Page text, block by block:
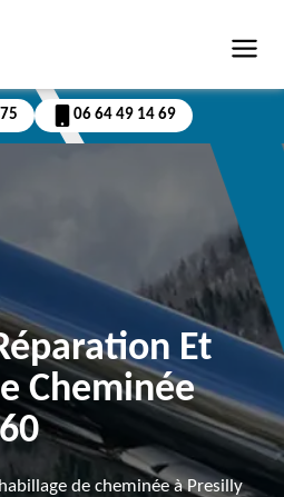
06 64 49 14 69
Et
Cheminée
de cheminée à Presilly